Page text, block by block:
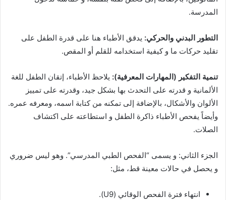
المدرسة.
التطور البدني والحركي: يدقق الأطباء هنا على قدرة الطفل على
تقليد حركات ما و كيفية استخدامه للقلم أو المقص.
تنمية التفكير (المهارات المعرفية): يلاحظ الأطباء، إتقان الطفل للغة
الألمانية و قدرته على التحدث بها بشكل جيد، وقدرته على تمييز
الألوان والأشكال، بالإضافة إلى تمكنه من كتابة اسمه، ومعرفه عمره.
وأيضاً يفحص الأطباء ذاكرة الطفل و استطاعته على اكتشاف
الصلات.
الجزء الثاني: و يسمى “الفحص الطبي المدرسي”. وهو ليس ضروري
و يحصل في حالات معينة قط، مثل:
انتهاء فترة الفحص الوقائي (U9).